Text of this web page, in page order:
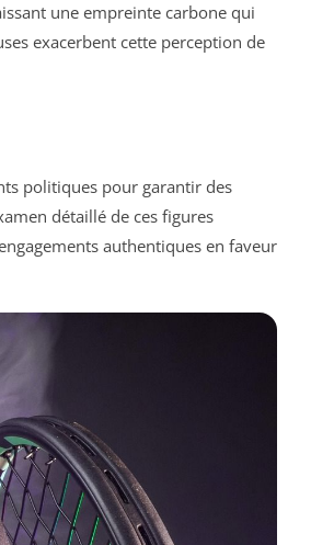
une empreinte carbone qui
exacerbent cette perception de
politiques pour garantir des
détaillé de ces figures
authentiques en faveur